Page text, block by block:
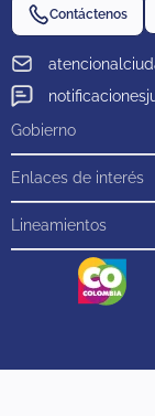
Contáctenos
Gobierno
Enlaces de interés
Lineamientos